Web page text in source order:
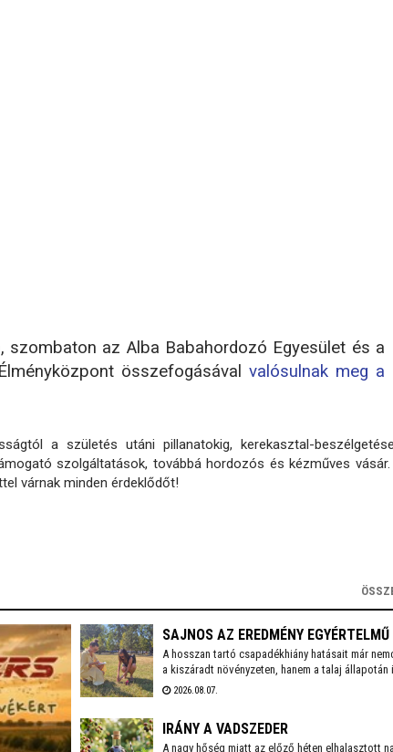
szombaton az Alba Babahordozó Egyesület és a
összefogásával valósulnak meg a
a születés utáni pillanatokig, kerekasztal-
szolgáltatások, továbbá hordozós és kézműves
várnak minden érdeklődőt!
SAJNOS AZ EREDMÉNY EGYÉRTELMŰ
A hosszan tartó csapadékhiány hatásait már
a kiszáradt növényzeten, hanem a talaj állapotán
egyértelműen mérni lehet. A Városgondnokság
zöldterületének talaját, hogy pontos képet
jelenlegi helyzetről.
2026.08.07.
IRÁNY A VADSZEDER
A nagy hőség miatt az előző héten elhalasztott